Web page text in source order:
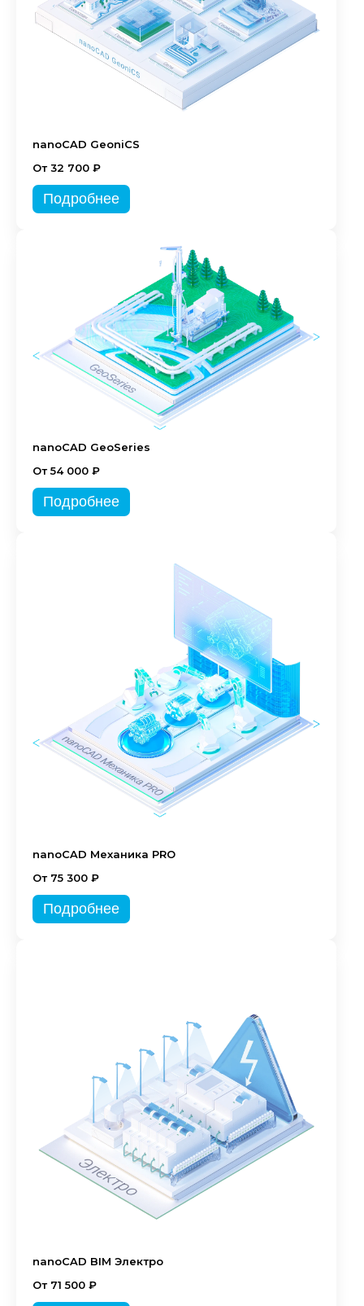
nanoCAD GeoniCS
От 32 700 ₽
Подробнее
nanoCAD GeoSeries
От 54 000 ₽
Подробнее
nanoCAD Механика PRO
От 75 300 ₽
Подробнее
nanoCAD BIM Электро
От 71 500 ₽